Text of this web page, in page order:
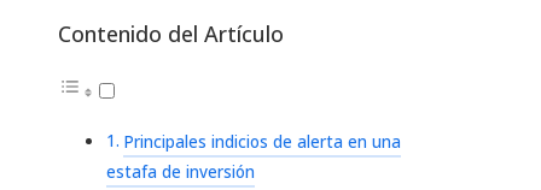
Contenido del Artículo
Principales indicios de alerta en una
estafa de inversión